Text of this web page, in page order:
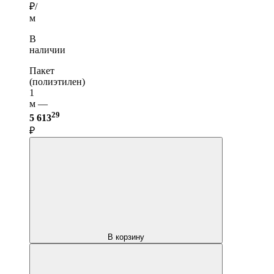
₽/
м
В
наличии
Пакет
(полиэтилен)
1
м —
5 61329
₽
В корзину